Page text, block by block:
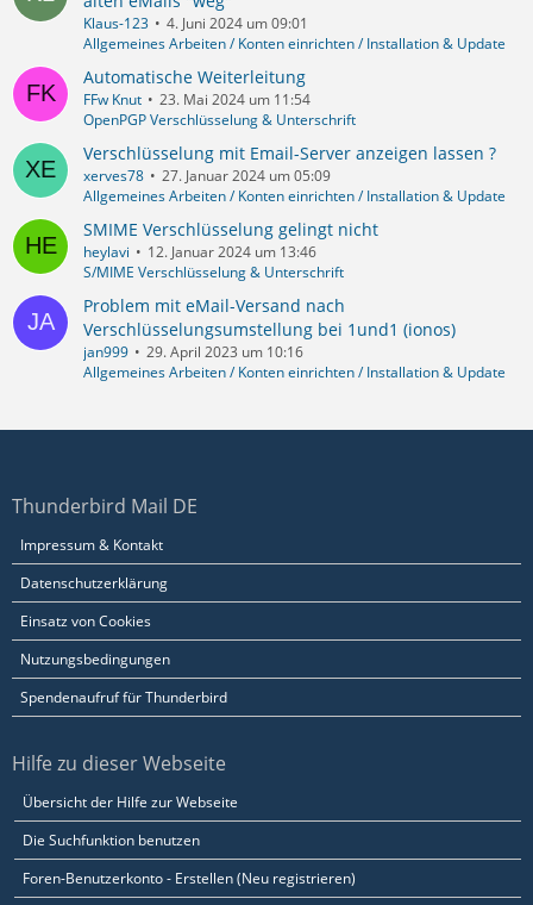
Klaus-123
4. Juni 2024 um 09:01
Allgemeines Arbeiten / Konten einrichten / Installation & Update
Automatische Weiterleitung
FFw Knut
23. Mai 2024 um 11:54
OpenPGP Verschlüsselung & Unterschrift
Verschlüsselung mit Email-Server anzeigen lassen ?
xerves78
27. Januar 2024 um 05:09
Allgemeines Arbeiten / Konten einrichten / Installation & Update
SMIME Verschlüsselung gelingt nicht
heylavi
12. Januar 2024 um 13:46
S/MIME Verschlüsselung & Unterschrift
Problem mit eMail-Versand nach
Verschlüsselungsumstellung bei 1und1 (ionos)
jan999
29. April 2023 um 10:16
Allgemeines Arbeiten / Konten einrichten / Installation & Update
Thunderbird Mail DE
Impressum & Kontakt
Datenschutzerklärung
Einsatz von Cookies
Nutzungsbedingungen
Spendenaufruf für Thunderbird
Hilfe zu dieser Webseite
Übersicht der Hilfe zur Webseite
Die Suchfunktion benutzen
Foren-Benutzerkonto - Erstellen (Neu registrieren)